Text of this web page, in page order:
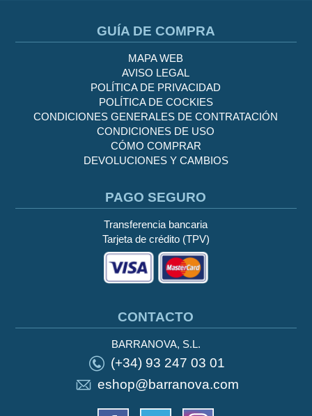
GUÍA DE COMPRA
MAPA WEB
AVISO LEGAL
POLÍTICA DE PRIVACIDAD
POLÍTICA DE COCKIES
CONDICIONES GENERALES DE CONTRATACIÓN
CONDICIONES DE USO
CÓMO COMPRAR
DEVOLUCIONES Y CAMBIOS
PAGO SEGURO
Transferencia bancaria
Tarjeta de crédito (TPV)
CONTACTO
BARRANOVA, S.L.
(+34) 93 247 03 01
eshop@barranova.com